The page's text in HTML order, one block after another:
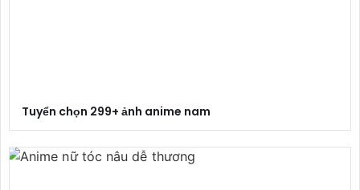
Tuyển chọn 299+ ảnh anime nam